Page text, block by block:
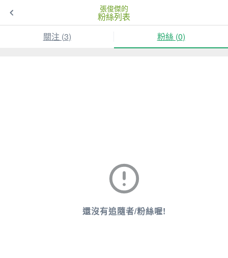
張俊傑的
粉絲列表
關注 (3) 粉絲 (0)
還沒有追隨者/粉絲喔!